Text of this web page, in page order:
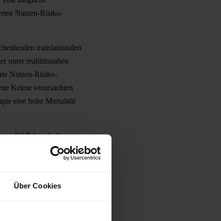
Über Cookies
Nutzen-Risiko-
translationalen
unter realitätsnahen
Nutzen-Risiko-
Keime verursachten
eine hohe Mortalität
CAP dazu beitragen,
sieht die
begrenzter